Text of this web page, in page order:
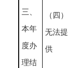
三、
本年
度办
理结
（四）
无法提
供